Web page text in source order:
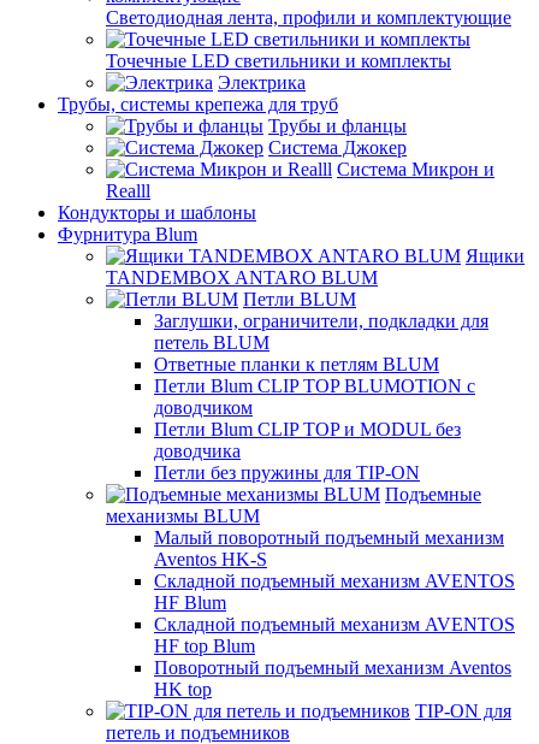
Светодиодная лента, профили и комплектующие
Точечные LED светильники и комплекты
Электрика
Трубы, системы крепежа для труб
Трубы и фланцы
Система Джокер
Система Микрон и
Realll
Кондукторы и шаблоны
Фурнитура Blum
Ящики
TANDEMBOX ANTARO BLUM
Петли BLUM
Заглушки, ограничители, подкладки для
петель BLUM
Ответные планки к петлям BLUM
Петли Blum CLIP TOP BLUMOTION с
доводчиком
Петли Blum CLIP TOP и MODUL без
доводчика
Петли без пружины для TIP-ON
Подъемные
механизмы BLUM
Малый поворотный подъемный механизм
Aventos HK-S
Складной подъемный механизм AVENTOS
HF Blum
Складной подъемный механизм AVENTOS
HF top Blum
Поворотный подъемный механизм Aventos
HK top
TIP-ON для
петель и подъемников